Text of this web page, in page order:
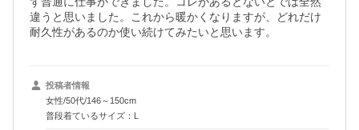
違うと思いました。これから暖かくなりますが、どれだけ
耐久性があるのか使い続けてみたいと思います。
投稿者情報
女性/50代/146～150cm
普段着ているサイズ：L